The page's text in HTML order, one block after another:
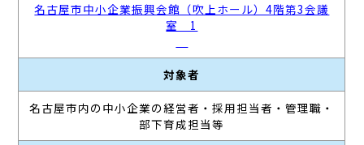
名古屋市中小企業振興会館（吹上ホール）4階第3会議
室 1
対象者
名古屋市内の中小企業の経営者・採用担当者・管理職・
部下育成担当等